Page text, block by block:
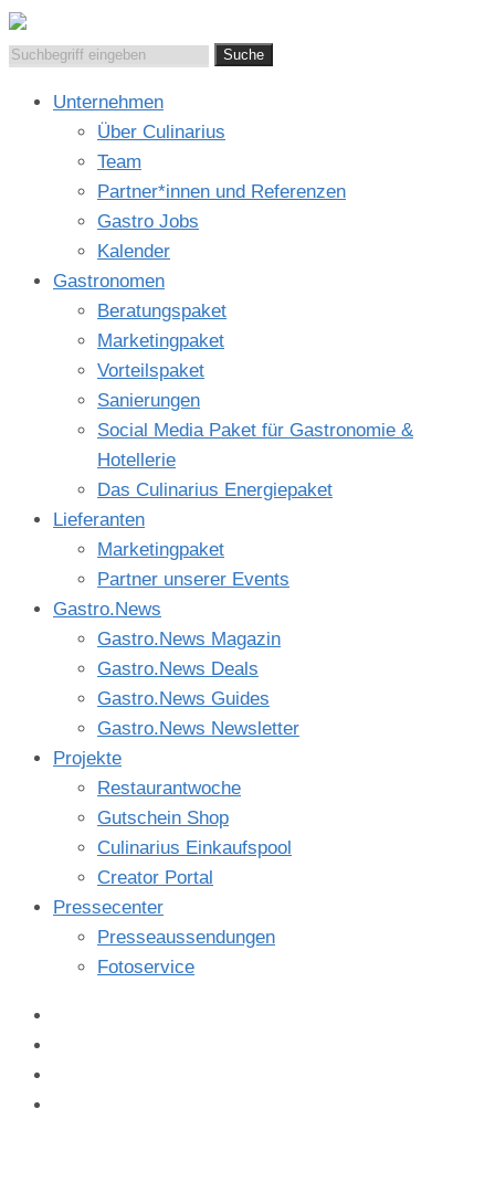
Suchen
Unternehmen
Über Culinarius
Team
Partner*innen und Referenzen
Gastro Jobs
Kalender
Gastronomen
Beratungspaket
Marketingpaket
Vorteilspaket
Sanierungen
Social Media Paket für Gastronomie &
Hotellerie
Das Culinarius Energiepaket
Lieferanten
Marketingpaket
Partner unserer Events
Gastro.News
Gastro.News Magazin
Gastro.News Deals
Gastro.News Guides
Gastro.News Newsletter
Projekte
Restaurantwoche
Gutschein Shop
Culinarius Einkaufspool
Creator Portal
Pressecenter
Presseaussendungen
Fotoservice